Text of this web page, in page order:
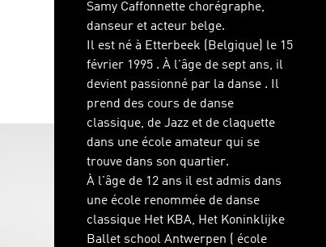
Samy Caffonnette chorégraphe,
danseur et acteur belge.
Il est né à Etterbeek (Belgique) le 15
février 1995 . À l'âge de sept ans, il
devient passionné par la danse . Il
prend des cours de danse
classique, de Jazz et de claquette
dans une école amateur qui se
trouve dans son quartier.
À l'âge de 12 ans il est admis dans
une école renommée de danse
classique Het KBA, Het Koninklijke
Ballet school Antwerpen ( école